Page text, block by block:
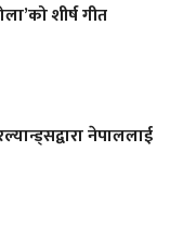
शीर्ष गीत
नेपाललाई